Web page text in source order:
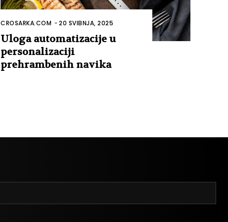
CROSARKA.COM -20 SVIBNJA, 2025
Uloga automatizacije u
personalizaciji
prehrambenih navika